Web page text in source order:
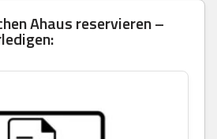
Ahaus reservieren –